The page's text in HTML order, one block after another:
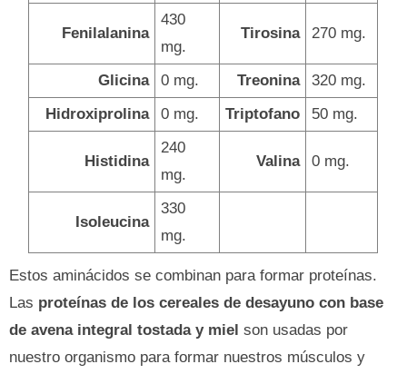
Fenilalanina
430
mg.
Tirosina 270 mg.
Glicina 0 mg. Treonina
320 mg.
Hidroxiprolina
0 mg. Triptofano 50 mg.
Histidina
240
mg.
Valina 0 mg.
Isoleucina
330
mg.
Estos aminácidos se combinan para formar proteínas.
Las proteínas de los cereales de desayuno con base
de avena integral tostada y miel son usadas por
nuestro organismo para formar nuestros músculos y